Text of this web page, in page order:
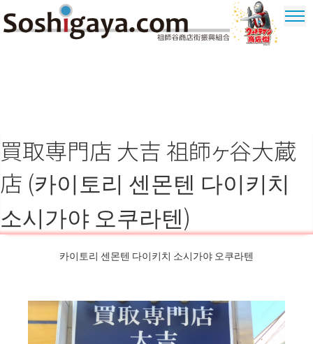
買取専門店 大吉 祖師ヶ谷大蔵
店 (카이토리 센몬텐 다이키치
소시가야 오쿠라텐)
카이토리 센몬텐 다이키치 소시가야 오쿠라텐